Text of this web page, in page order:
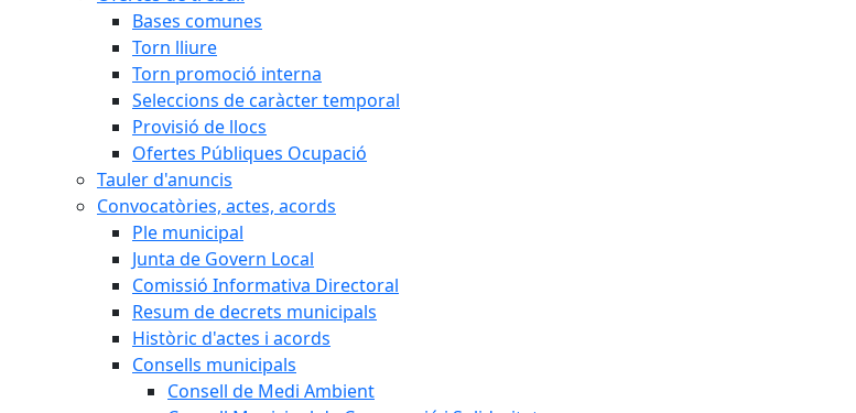
Bases comunes
Torn lliure
Torn promoció interna
Seleccions de caràcter temporal
Provisió de llocs
Ofertes Públiques Ocupació
Tauler d'anuncis
Convocatòries, actes, acords
Ple municipal
Junta de Govern Local
Comissió Informativa Directoral
Resum de decrets municipals
Històric d'actes i acords
Consells municipals
Consell de Medi Ambient